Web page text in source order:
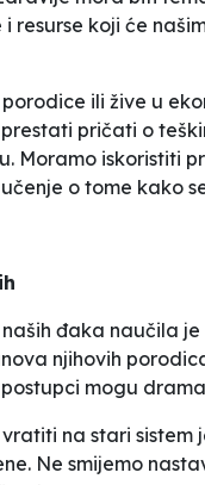
i resurse koji će
ili žive u
pričati o
Moramo iskoristiti
o tome kako
đaka naučila
njihovih
mogu
na stari
Ne smijemo